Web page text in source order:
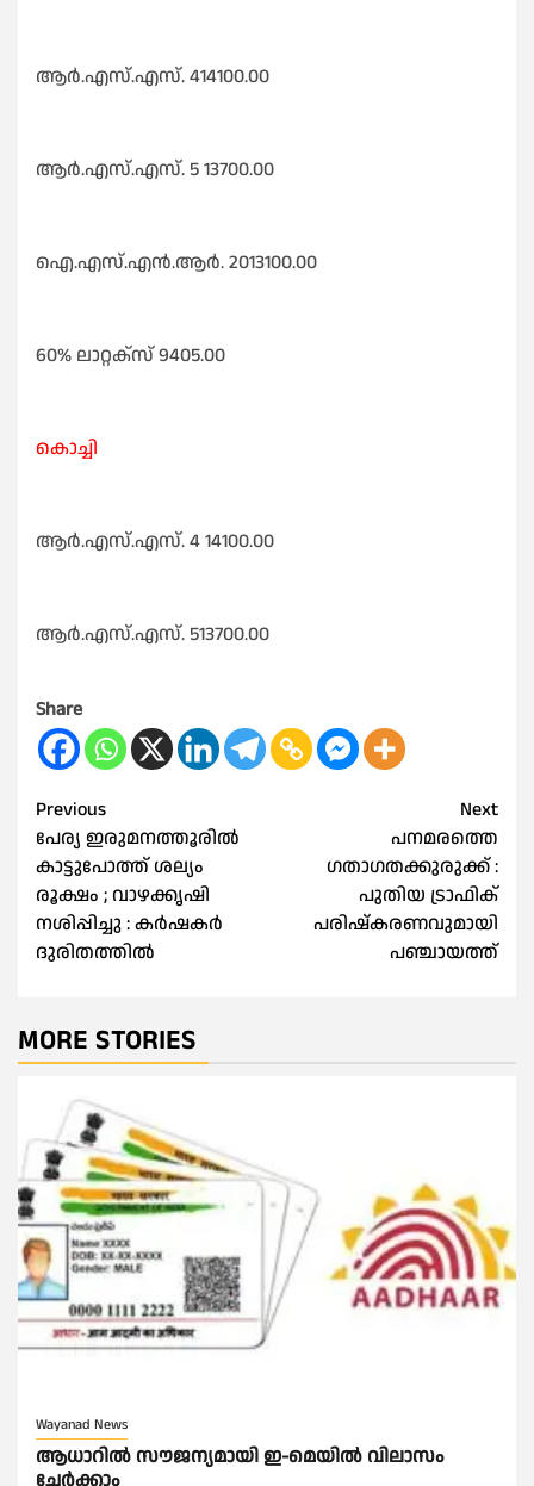
ആർ.എസ്‌.എസ്‌. 414100.00
ആർ.എസ്‌.എസ്‌. 5 13700.00
ഐ.എസ്‌.എൻ.ആർ. 2013100.00
60% ലാറ്റക്സ്‌ 9405.00
കൊച്ചി
ആർ.എസ്‌.എസ്‌. 4 14100.00
ആർ.എസ്‌.എസ്‌. 513700.00
Share
Post
navigation
Previous
പേര്യ ഇരുമനത്തൂരിൽ
കാട്ടുപോത്ത് ശല്യം
രൂക്ഷം ; വാഴക്കൃഷി
നശിപ്പിച്ചു : കർഷകർ
ദുരിതത്തിൽ
Next
പനമരത്തെ
ഗതാഗതക്കുരുക്ക് :
പുതിയ ട്രാഫിക്
പരിഷ്‌കരണവുമായി
പഞ്ചായത്ത്
MORE STORIES
Wayanad News
ആധാറിൽ സൗജന്യമായി ഇ-മെയിൽ വിലാസം